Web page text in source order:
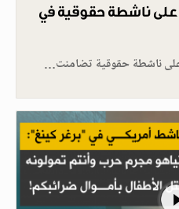
ناشطة حقوقية في
ناشطة حقوقية تضامنت…